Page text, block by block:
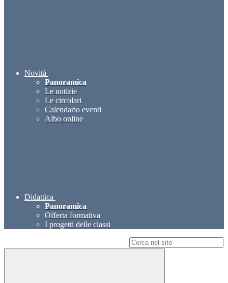
Novità
Panoramica
Le notizie
Le circolari
Calendario eventi
Albo online
Didattica
Panoramica
Offerta formativa
I progetti delle classi